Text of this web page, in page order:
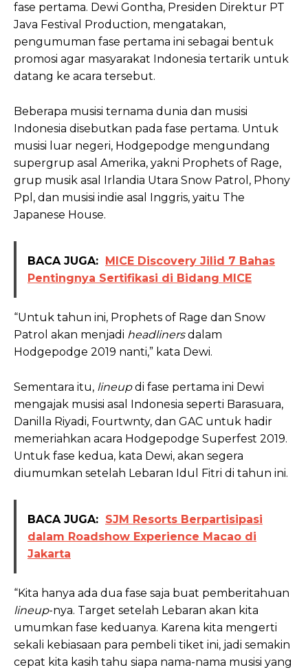
fase pertama. Dewi Gontha, Presiden Direktur PT
Java Festival Production, mengatakan,
pengumuman fase pertama ini sebagai bentuk
promosi agar masyarakat Indonesia tertarik untuk
datang ke acara tersebut.
Beberapa musisi ternama dunia dan musisi
Indonesia disebutkan pada fase pertama. Untuk
musisi luar negeri, Hodgepodge mengundang
supergrup asal Amerika, yakni Prophets of Rage,
grup musik asal Irlandia Utara Snow Patrol, Phony
Ppl, dan musisi indie asal Inggris, yaitu The
Japanese House.
BACA JUGA:
MICE Discovery Jilid 7 Bahas
Pentingnya Sertifikasi di Bidang MICE
“Untuk tahun ini, Prophets of Rage dan Snow
Patrol akan menjadi headlinersdalam
Hodgepodge 2019 nanti,” kata Dewi.
Sementara itu, lineupdi fase pertama ini Dewi
mengajak musisi asal Indonesia seperti Barasuara,
Danilla Riyadi, Fourtwnty, dan GAC untuk hadir
memeriahkan acara Hodgepodge Superfest 2019.
Untuk fase kedua, kata Dewi, akan segera
diumumkan setelah Lebaran Idul Fitri di tahun ini.
BACA JUGA: SJM Resorts Berpartisipasi
dalam Roadshow Experience Macao di
Jakarta
“Kita hanya ada dua fase saja buat pemberitahuan
lineup-nya. Target setelah Lebaran akan kita
umumkan fase keduanya. Karena kita mengerti
sekali kebiasaan para pembeli tiket ini, jadi semakin
cepat kita kasih tahu siapa nama-nama musisi yang